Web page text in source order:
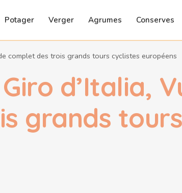
Potager Verger Agrumes Conserves
complet des trois grands tours cyclistes européens
d’Italia,
grands